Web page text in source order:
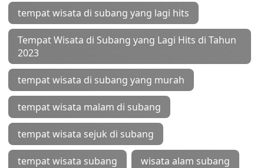
tempat wisata di subang yang lagi hits
Tempat Wisata di Subang yang Lagi Hits di Tahun
2023
tempat wisata di subang yang murah
tempat wisata malam di subang
tempat wisata sejuk di subang
tempat wisata subang wisata alam subang